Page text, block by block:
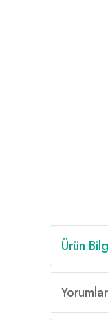
Ürün
Yorumlar